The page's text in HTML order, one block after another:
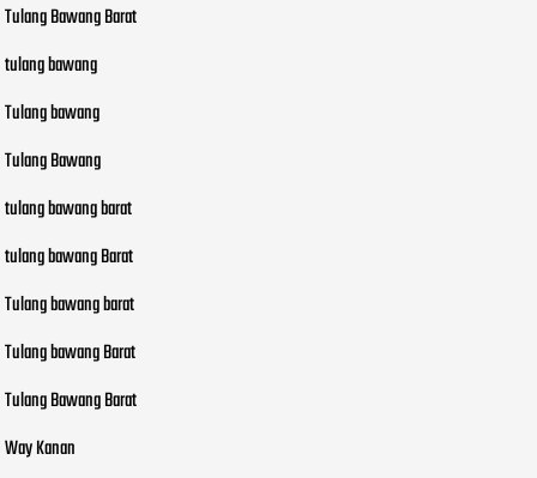
Tulang Bawang Barat
tulang bawang
Tulang bawang
Tulang Bawang
tulang bawang barat
tulang bawang Barat
Tulang bawang barat
Tulang bawang Barat
Tulang Bawang Barat
Way Kanan